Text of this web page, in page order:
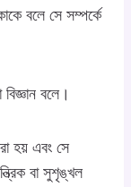
বলে সে সম্পর্কে
বলে।
হয় এবং সে
বা সুশৃঙ্খল